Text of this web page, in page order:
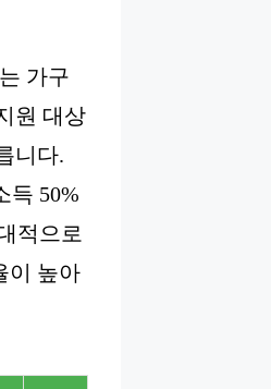
가구
원 대상
니다.
득 50%
적으로
이 높아